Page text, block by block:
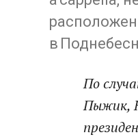
в
По
Пыжик,